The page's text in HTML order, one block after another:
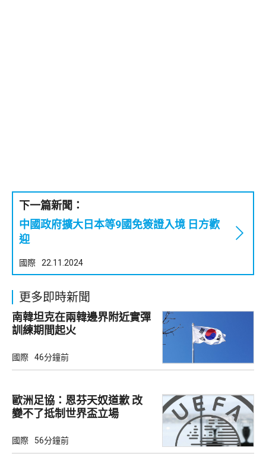
下一篇新聞：
中國政府擴大日本等9國免簽證入境 日方歡
迎
國際 22.11.2024
更多即時新聞
南韓坦克在兩韓邊界附近實彈
訓練期間起火
國際 46分鐘前
歐洲足協：恩芬天奴道歉 改
變不了抵制世界盃立場
國際 56分鐘前